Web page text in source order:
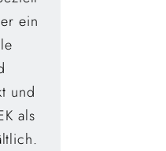
ein
und
als